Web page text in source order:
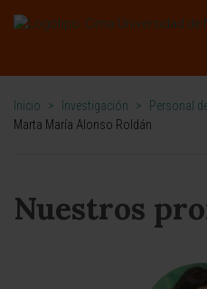
Inicio > Investigación > Personal
Marta María Alonso Roldán
Nuestros